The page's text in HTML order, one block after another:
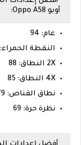
أوبو Oppo A58:
عام: 94
النقطة الحمراء: 78
2X النطاق: 88
4X النطاق: 85
نطاق القناص: 79
نظرة حرة: 69